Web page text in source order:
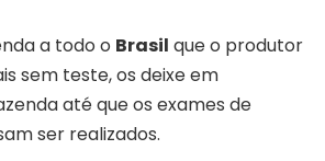
a todo o Brasil que o produtor
sem teste, os deixe em
até que os exames de
ser realizados.